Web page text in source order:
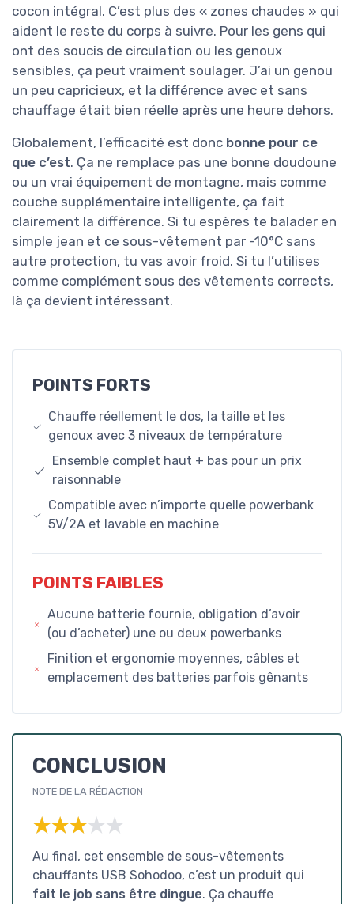
cocon intégral. C’est plus des « zones chaudes » qui
aident le reste du corps à suivre. Pour les gens qui
ont des soucis de circulation ou les genoux
sensibles, ça peut vraiment soulager. J’ai un genou
un peu capricieux, et la différence avec et sans
chauffage était bien réelle après une heure dehors.
Globalement, l’efficacité est donc bonne pour ce
que c’est. Ça ne remplace pas une bonne doudoune
ou un vrai équipement de montagne, mais comme
couche supplémentaire intelligente, ça fait
clairement la différence. Si tu espères te balader en
simple jean et ce sous-vêtement par -10°C sans
autre protection, tu vas avoir froid. Si tu l’utilises
comme complément sous des vêtements corrects,
là ça devient intéressant.
POINTS FORTS
Chauffe réellement le dos, la taille et les
genoux avec 3 niveaux de température
Ensemble complet haut + bas pour un prix
raisonnable
Compatible avec n’importe quelle powerbank
5V/2A et lavable en machine
POINTS FAIBLES
Aucune batterie fournie, obligation d’avoir
(ou d’acheter) une ou deux powerbanks
Finition et ergonomie moyennes, câbles et
emplacement des batteries parfois gênants
CONCLUSION
NOTE DE LA RÉDACTION
★★★★★
★★★★★
Au final, cet ensemble de sous-vêtements
chauffants USB Sohodoo, c’est un produit qui
fait le job sans être dingue. Ça chauffe